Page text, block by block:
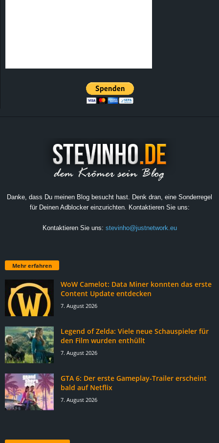
Danke, dass Du meinen Blog besucht hast. Denk dran, eine Sonderregel
für Deinen Adblocker einzurichten. Kontaktieren Sie uns:
Kontaktieren Sie uns: stevinho@justnetwork.eu
Mehr erfahren
WoW Camelot: Data Miner konnten das erste
Content Update entdecken
7. August 2026
Legend of Zelda: Viele neue Schauspieler für
den Film wurden enthüllt
7. August 2026
GTA 6: Der erste Gameplay-Trailer erscheint
bald auf Netflix
7. August 2026